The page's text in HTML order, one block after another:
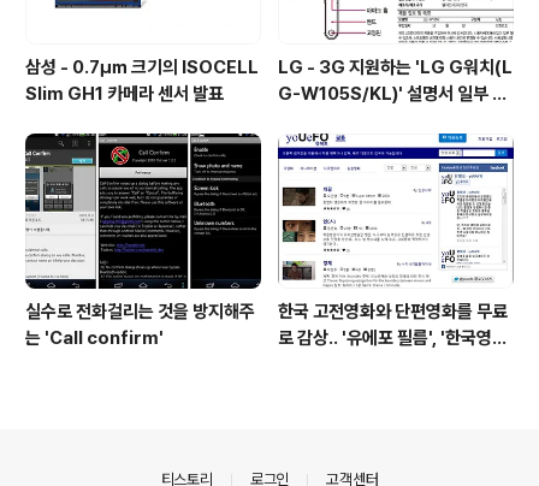
삼성 - 0.7㎛ 크기의 ISOCELL
Slim GH1 카메라 센서 발표
LG - 3G 지원하는 'LG G워치(L
G-W105S/KL)' 설명서 일부 유
실수로 전화걸리는 것을 방지해주
는 'Call confirm'
한국 고전영화와 단편영화를 무료
로 감상.. '유에포 필름', '한국영상
티스토리 로그인 고객센터